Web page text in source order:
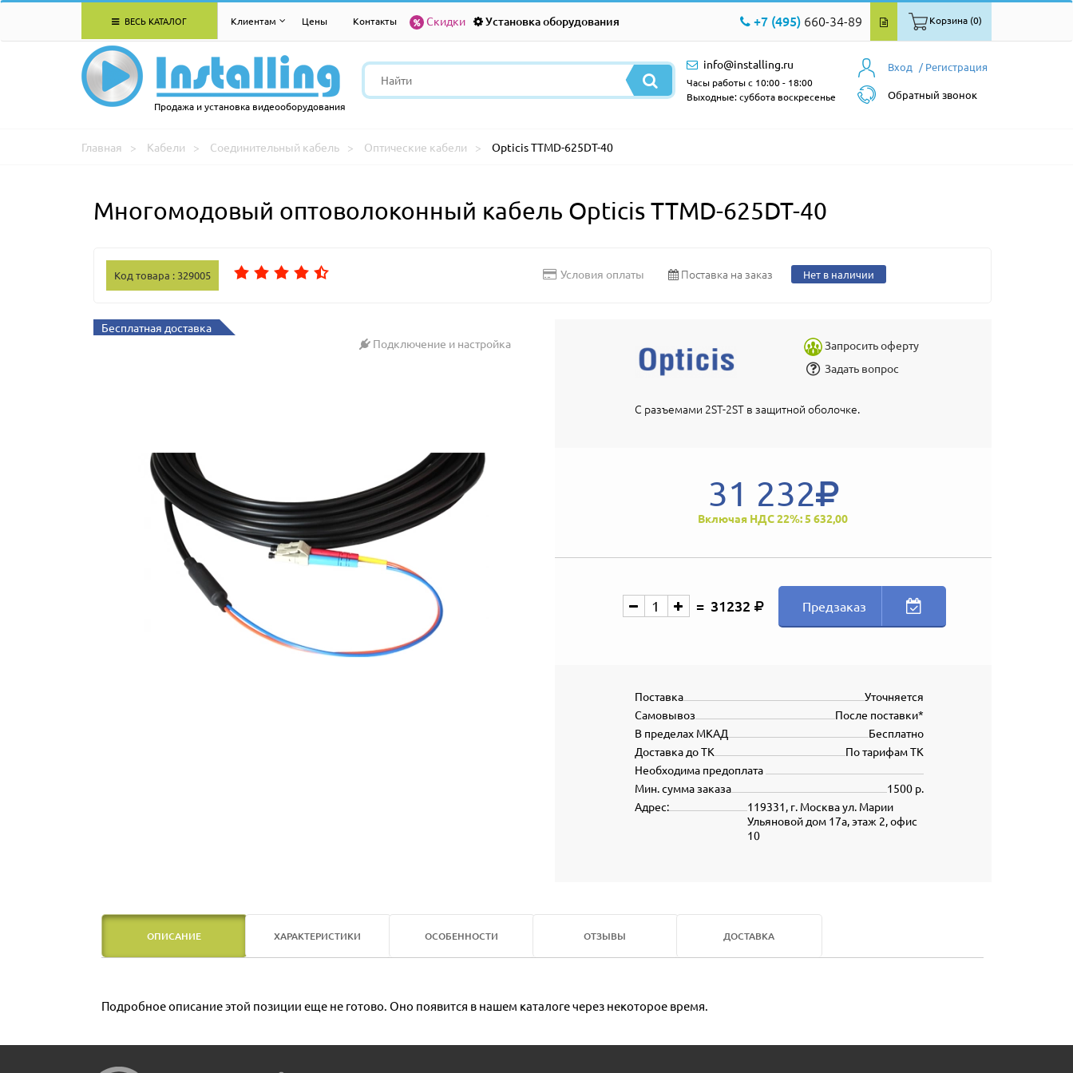
ВЕСЬ КАТАЛОГ Клиентам Цены Контакты Скидки Установка оборудования +7 (495) 660-34-89 Корзина (0)
Продажа и установка видеооборудования
Вход / Регистрация
Обратный звонок
info@installing.ru
Часы работы с 10:00 - 18:00
Выходные: суббота воскресенье
Главная Кабели Соединительный кабель Оптические кабели Opticis TTMD-625DT-40
Многомодовый оптоволоконный кабель Opticis TTMD-625DT-40
Код товара : 329005 Условия оплаты Поставка на заказ Нет в наличии
Бесплатная доставка
Подключение и настройка
Запросить оферту
Задать вопрос
С разъемами 2ST-2ST в защитной оболочке.
31 232
Включая НДС 22%: 5 632,00
31232 Предзаказ
Уточняется
Поставка
После поставки*
Самовывоз
Бесплатно
В пределах МКАД
По тарифам ТК
Доставка до ТК
Необходима предоплата
1500 р.
Мин. сумма заказа
119331, г. Москва ул. Марии
Ульяновой дом 17а, этаж 2, офис
10
Адрес:
ОПИСАНИЕ ХАРАКТЕРИСТИКИ ОСОБЕННОСТИ ОТЗЫВЫ ДОСТАВКА
Подробное описание этой позиции еще не готово. Оно появится в нашем каталоге через некоторое время.